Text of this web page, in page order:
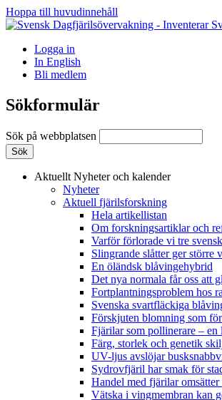
Hoppa till huvudinnehåll
Logga in
In English
Bli medlem
Sökformulär
Sök på webbplatsen
Aktuellt Nyheter och kalender
Nyheter
Aktuell fjärilsforskning
Hela artikellistan
Om forskningsartiklar och
Varför förlorade vi tre
Slingrande slåtter ger större
En öländsk blåvingehybrid
Det nya normala får oss att
Fortplantningsproblem hos
Svenska svartfläckiga
Förskjuten blomning som
Fjärilar som pollinerare – en
Färg, storlek och genetik
UV-ljus avslöjar
Sydrovfjäril har smak för
Handel med fjärilar
Vätska i vingmembran kan